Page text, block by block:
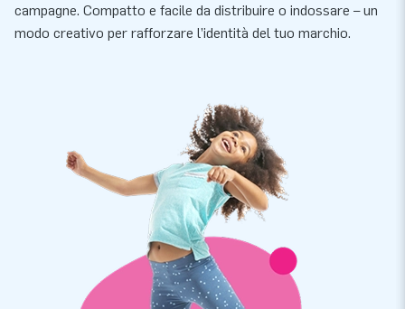
campagne. Compatto e facile da distribuire o indossare – un
modo creativo per rafforzare l’identità del tuo marchio.